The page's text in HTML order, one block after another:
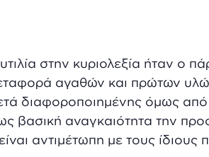
στην κυριολεξία ήταν ο
αγαθών και πρώτων
διαφοροποιημένης όμως
βασική αναγκαιότητα την
αντιμέτωπη με τους